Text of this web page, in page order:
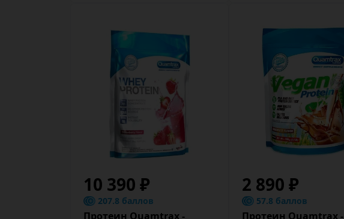
10 390 ₽
207.8 баллов
Протеин Quamtrax -
2 890 ₽
57.8 баллов
Протеин Quamtrax -